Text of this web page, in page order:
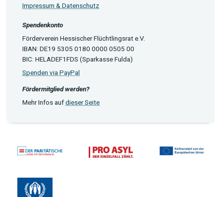
Impressum & Datenschutz
Spendenkonto
Förderverein Hessischer Flüchtlingsrat e.V.
IBAN: DE19 5305 0180 0000 0505 00
BIC: HELADEF1FDS (Sparkasse Fulda)
Spenden via PayPal
Fördermitglied werden?
Mehr Infos aufdieser Seite